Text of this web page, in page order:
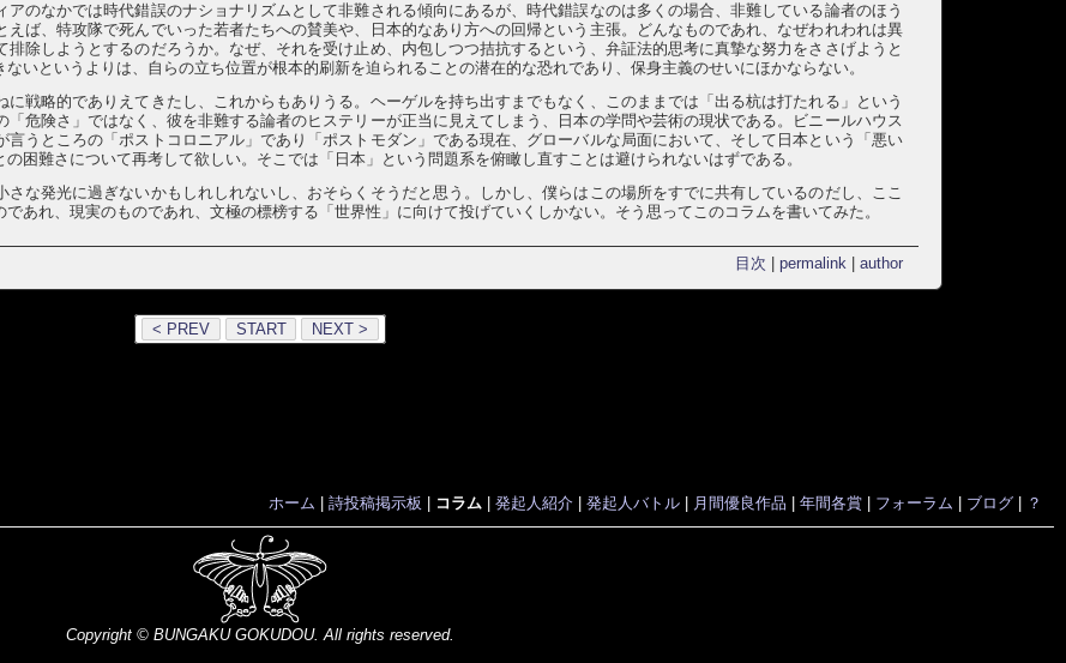
のなかでは時代錯誤のナショナリズムとして非難される傾向にあるが、時代錯誤なのは多くの場合、非難している論者のほう
ば、特攻隊で死んでいった若者たちへの賛美や、日本的なあり方への回帰という主張。どんなものであれ、なぜわれわれは異
除しようとするのだろうか。なぜ、それを受け止め、内包しつつ拮抗するという、弁証法的思考に真摯な努力をささげようと
いというよりは、自らの立ち位置が根本的刷新を迫られることの潜在的な恐れであり、保身主義のせいにほかならない。
戦略的でありえてきたし、これからもありうる。ヘーゲルを持ち出すまでもなく、このままでは「出る杭は打たれる」という
危険さ」ではなく、彼を非難する論者のヒステリーが正当に見えてしまう、日本の学問や芸術の現状である。ビニールハウス
うところの「ポストコロニアル」であり「ポストモダン」である現在、グローバルな局面において、そして日本という「悪い
困難さについて再考して欲しい。そこでは「日本」という問題系を俯瞰し直すことは避けられないはずである。
な発光に過ぎないかもしれしれないし、おそらくそうだと思う。しかし、僕らはこの場所をすでに共有しているのだし、ここ
あれ、現実のものであれ、文極の標榜する「世界性」に向けて投げていくしかない。そう思ってこのコラムを書いてみた。
目次 permalink| author
< PREV START NEXT >
ホーム 詩投稿掲示板 コラム| 発起人紹介| 発起人バトル| 月間優良作品 年間各賞| フォーラム ブログ| ？
Copyright © BUNGAKU GOKUDOU. All rights reserved.